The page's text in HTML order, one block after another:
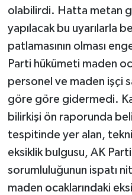
olabilirdi. Hatta metan
yapılacak bu uyarılarla
patlamasının olması
Parti hükümeti maden
personel ve maden işçi
göre göre gidermedi.
bilirkişi ön raporunda
tespitinde yer alan,
eksiklik bulgusu, AK
sorumluluğunun ispatı
maden ocaklarındaki